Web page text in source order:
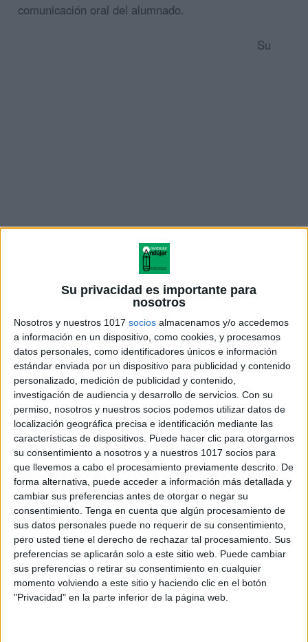
Su privacidad es importante para
nosotros
Nosotros y nuestros 1017 socios almacenamos y/o accedemos
a información en un dispositivo, como cookies, y procesamos
datos personales, como identificadores únicos e información
estándar enviada por un dispositivo para publicidad y contenido
personalizado, medición de publicidad y contenido,
investigación de audiencia y desarrollo de servicios. Con su
permiso, nosotros y nuestros socios podemos utilizar datos de
localización geográfica precisa e identificación mediante las
características de dispositivos. Puede hacer clic para otorgarnos
su consentimiento a nosotros y a nuestros 1017 socios para
que llevemos a cabo el procesamiento previamente descrito. De
forma alternativa, puede acceder a información más detallada y
cambiar sus preferencias antes de otorgar o negar su
consentimiento. Tenga en cuenta que algún procesamiento de
sus datos personales puede no requerir de su consentimiento,
pero usted tiene el derecho de rechazar tal procesamiento. Sus
preferencias se aplicarán solo a este sitio web. Puede cambiar
sus preferencias o retirar su consentimiento en cualquier
momento volviendo a este sitio y haciendo clic en el botón
"Privacidad" en la parte inferior de la página web.
comunicación oral del alumnado.
Su
formato permite adaptarlo fácilmente a diferentes
edades y contextos educativos, convirtiéndose en una
excelente opción para despedir el curso de una forma
original y cercana a los intereses de los estudiantes.
ÚNETE A NUESTRO GRUPO EXCLUSIVO DE
WHATSAPP